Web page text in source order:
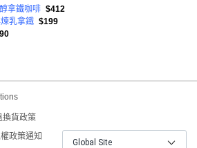
拿鐵咖啡 $412
乳拿鐵 $199
換貨政策
政策通知
Global Site